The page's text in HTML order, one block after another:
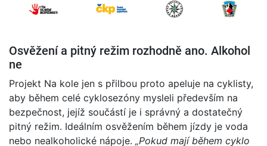
Osvěžení a pitný režim rozhodně ano. Alkohol
ne
Projekt Na kole jen s přilbou proto apeluje na cyklisty,
aby během celé cyklosezóny mysleli především na
bezpečnost, jejíž součástí je i správný a dostatečný
pitný režim. Ideálním osvěžením během jízdy je voda
nebo nealkoholické nápoje. „Pokud mají během cyklo